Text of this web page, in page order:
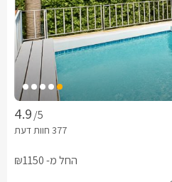
/5
החל מ- ₪1150